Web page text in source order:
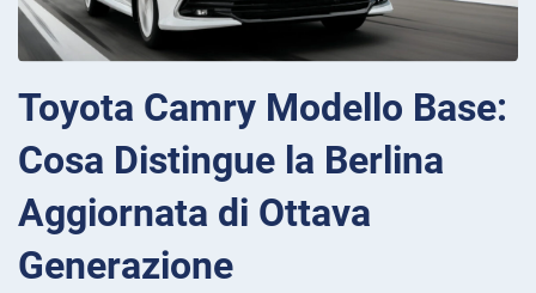
Toyota Camry Modello Base:
Cosa Distingue la Berlina
Aggiornata di Ottava
Generazione